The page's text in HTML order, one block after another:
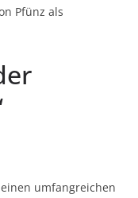
Pfünz als
umfangreichen